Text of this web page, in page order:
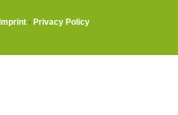
Imprint · Privacy Policy